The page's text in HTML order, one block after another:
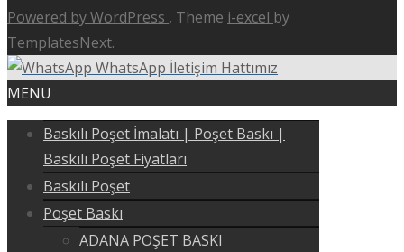
Powered by WordPress , Theme i-excel by
TemplatesNext.
WhatsApp İletişim Hattımız
MENU
Baskılı Poşet İmalatı | Poşet Baskı |
Baskılı Poşet Fiyatları
Baskılı Poşet
Poşet Baskı
ADANA POŞET BASKI